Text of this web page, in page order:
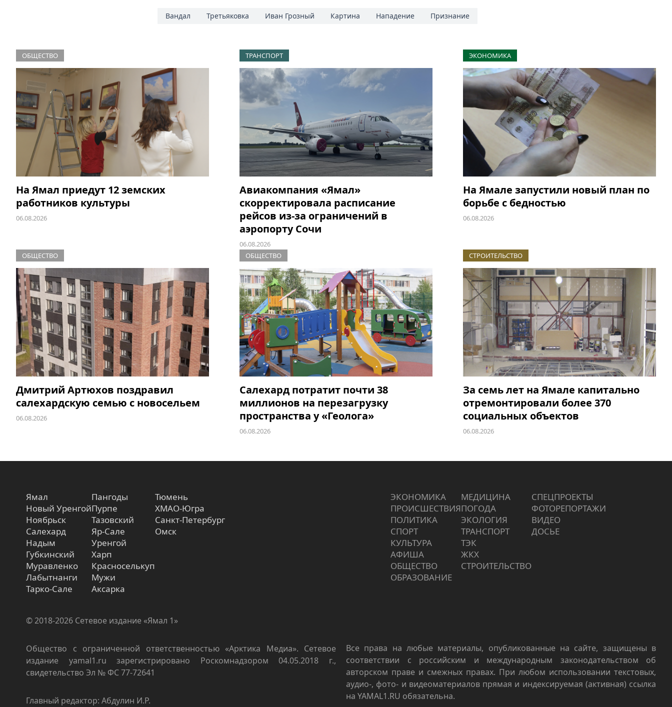
Вандал Третьяковка Иван Грозный Картина Нападение Признание
ОБЩЕСТВО
На Ямал приедут 12 земских
работников культуры
06.08.2026
ТРАНСПОРТ
Авиакомпания «Ямал»
скорректировала расписание
рейсов из-за ограничений в
аэропорту Сочи
06.08.2026
ЭКОНОМИКА
На Ямале запустили новый план по
борьбе с бедностью
06.08.2026
ОБЩЕСТВО
Дмитрий Артюхов поздравил
салехардскую семью с новосельем
06.08.2026
ОБЩЕСТВО
Салехард потратит почти 38
миллионов на перезагрузку
пространства у «Геолога»
06.08.2026
СТРОИТЕЛЬСТВО
За семь лет на Ямале капитально
отремонтировали более 370
социальных объектов
06.08.2026
Ямал
Новый Уренгой
Ноябрьск
Салехард
Надым
Губкинский
Муравленко
Лабытнанги
Тарко-Сале
Пангоды
Пурпе
Тазовский
Яр-Сале
Уренгой
Харп
Красноселькуп
Мужи
Аксарка
Тюмень
ХМАО-Югра
Санкт-Петербург
Омск
ЭКОНОМИКА
ПРОИCШЕСТВИЯ
ПОЛИТИКА
СПОРТ
КУЛЬТУРА
АФИША
ОБЩЕСТВО
ОБРАЗОВАНИЕ
МЕДИЦИНА
ПОГОДА
ЭКОЛОГИЯ
ТРАНСПОРТ
ТЭК
ЖКХ
СТРОИТЕЛЬСТВО
СПЕЦПРОЕКТЫ
ФОТОРЕПОРТАЖИ
ВИДЕО
ДОСЬЕ
© 2018-2026 Сетевое издание «Ямал 1»
Общество с ограниченной ответственностью «Арктика Медиа». Сетевое
издание yamal1.ru зарегистрировано Роскомнадзором 04.05.2018 г.,
свидетельство Эл № ФС 77-72641
Главный редактор: Абдулин И.Р.
Все права на любые материалы, опубликованные на сайте, защищены в
соответствии с российским и международным законодательством об
авторском праве и смежных правах. При любом использовании текстовых,
аудио-, фото- и видеоматериалов прямая и индексируемая (активная) ссылка
на YAMAL1.RU обязательна.